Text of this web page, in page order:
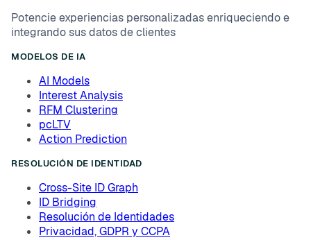
Potencie experiencias personalizadas enriqueciendo e
integrando sus datos de clientes
MODELOS DE IA
AI Models
Interest Analysis
RFM Clustering
pcLTV
Action Prediction
RESOLUCIÓN DE IDENTIDAD
Cross-Site ID Graph
ID Bridging
Resolución de Identidades
Privacidad, GDPR y CCPA